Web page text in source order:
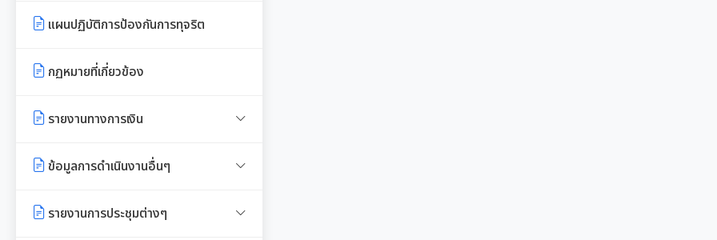
ค่าเสื่อมราคาสินทรัพย
ประมวลจริยธรรมสำหรับเจ้าหน้าที่
การขับเคลื่อนจริยธรรม
องค์กรสุขภาวะ (Happy
รายงานผลการดำเนินการองค์กรสุข
งาน
การประเมินความเสี่ยงการทุจริต
รายงานผลการดำเนินการตามแผน
บริหารจัดการความเสี่ยงการทุจริต
การขับเคลื่อนนโยบาย No Gift
Policy จากการปฏิบัติหน้าที่
รายงานผลการดำเนินงานตาม
ประโยชน์อื่นใดโดยธรรมจรรยาของ
เจ้าพนักงานของรัฐ
การนำผลการประเมิน ITA ไปสู่การ
รายงานผลการดำเนินการเพื่อส่ง
ภายในหน่วยงานประจำปี
มาตรการให้ผู้มีส่วนได้เสียมีส่วนร่วม
การจัดซื้อ/จ้าง
แผนปฏิบัติการป้องกันการทุจริต
กฏหมายที่เกี่ยวข้อง
รายงานทางการเงิน
รายรับ-รายจ่ายประจำเดือน
ข้อมูลการดำเนินงานอื่นๆ
รายงานการประเมินประสิทธิภาพ
รายงานการประชุมต่างๆ